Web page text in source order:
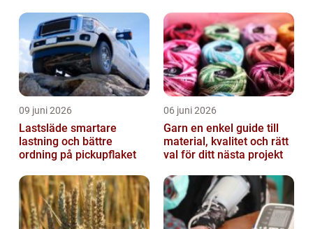
09 juni 2026
Lastsläde smartare
lastning och bättre
ordning på pickupflaket
06 juni 2026
Garn en enkel guide till
material, kvalitet och rätt
val för ditt nästa projekt